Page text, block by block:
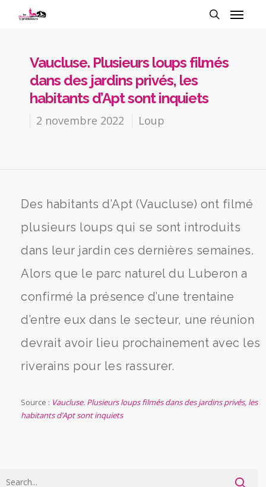
Vaucluse. Plusieurs loups filmés
dans des jardins privés, les
habitants d’Apt sont inquiets
2 novembre 2022 Loup
Des habitants d’Apt (Vaucluse) ont filmé
plusieurs loups qui se sont introduits
dans leur jardin ces dernières semaines.
Alors que le parc naturel du Luberon a
confirmé la présence d’une trentaine
d’entre eux dans le secteur, une réunion
devrait avoir lieu prochainement avec les
riverains pour les rassurer.
Source : Vaucluse. Plusieurs loups filmés dans des jardins privés, les
habitants d’Apt sont inquiets